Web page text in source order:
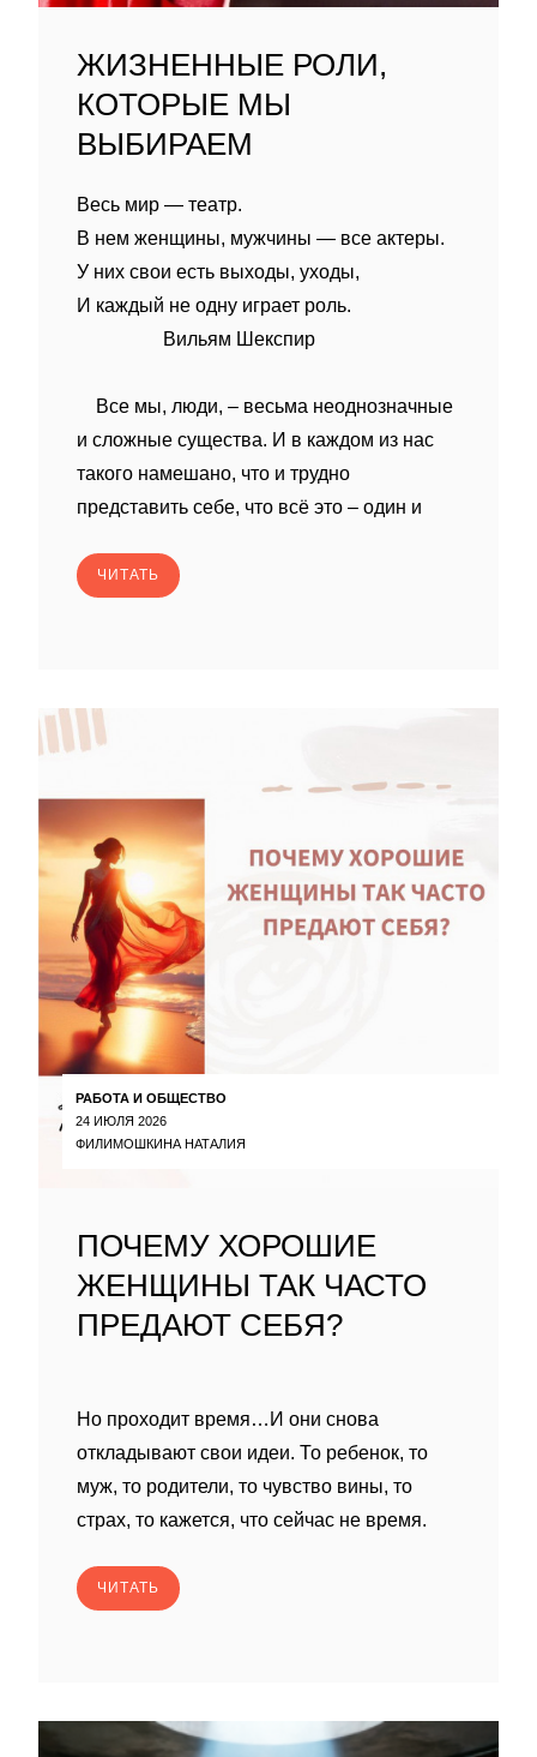
ЖИЗНЕННЫЕ РОЛИ,
КОТОРЫЕ МЫ
ВЫБИРАЕМ
Весь мир — театр.
В нем женщины, мужчины — все актеры.
У них свои есть выходы, уходы,
И каждый не одну играет роль.
Вильям Шекспир
Все мы, люди, – весьма неоднозначные
и сложные существа. И в каждом из нас
такого намешано, что и трудно
представить себе, что всё это – один и
ЧИТАТЬ
РАБОТА И ОБЩЕСТВО
24 ИЮЛЯ 2026
ФИЛИМОШКИНА НАТАЛИЯ
ПОЧЕМУ ХОРОШИЕ
ЖЕНЩИНЫ ТАК ЧАСТО
ПРЕДАЮТ СЕБЯ?
Но проходит время…И они снова
откладывают свои идеи. То ребенок, то
муж, то родители, то чувство вины, то
страх, то кажется, что сейчас не время.
ЧИТАТЬ